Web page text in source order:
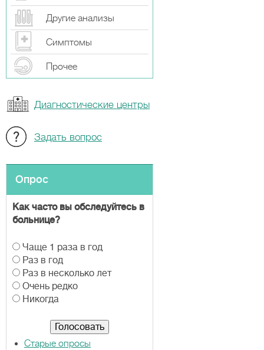
Другие анализы
Симптомы
Прочeе
Диагностические центры
Задать вопрос
Опрос
Как часто вы обследуйтесь в
больнице?
В
а
р
и
а
Чаще 1 раза в год
Раз в год
Раз в несколько лет
Очень редко
Никогда
Старые опросы